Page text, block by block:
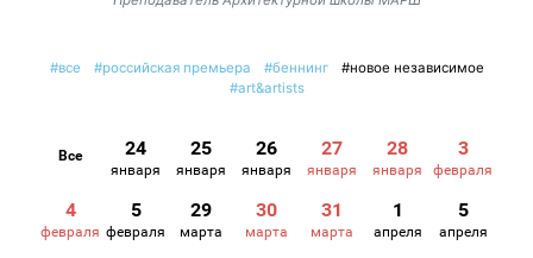
#все #российская премьера #беннинг
#новое независимое
#art&artists
Все 24
января
25
января
26
января
27
января
28
января
3
февраля
4
февраля
5
февраля
29
марта
30
марта
31
марта
1
апреля
5
апреля